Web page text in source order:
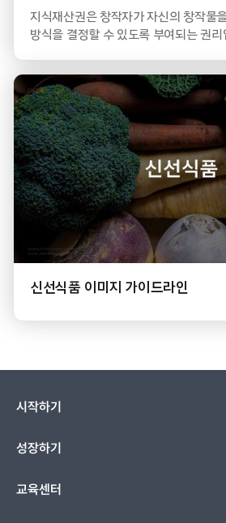
지식재산권은 창작자가 자신의 창작물
방식을 결정할 수 있도록 부여되는 권리
신선식품 이미지 가이드라인
시작하기
성장하기
교육센터